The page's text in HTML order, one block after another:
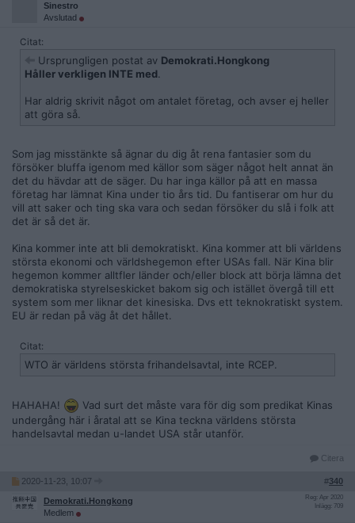
Sinestro
Avslutad
Citat:
Ursprungligen postat av Demokrati.Hongkong
Håller verkligen INTE med
Har aldrig skrivit något om antalet företag, och avser ej heller
att göra så.
Som jag misstänkte så ägnar du dig åt rena fantasier som du
försöker bluffa igenom med källor som säger något helt annat än
det du hävdar att de säger. Du har inga källor på att en massa
företag har lämnat Kina under tio års tid. Du fantiserar om hur du
vill att saker och ting ska vara och sedan försöker du slå i folk att
det är så det är.
Kina kommer inte att bli demokratiskt. Kina kommer att bli världens
största ekonomi och världshegemon efter USAs fall. När Kina blir
hegemon kommer alltfler länder och/eller block att börja lämna det
demokratiska styrelseskicket bakom sig och istället övergå till ett
system som mer liknar det kinesiska. Dvs ett teknokratiskt system.
EU är redan på väg åt det hållet.
Citat:
WTO är världens största frihandelsavtal, inte RCEP.
HAHAHA!
Vad surt det måste vara för dig som predikat Kinas
undergång här i åratal att se Kina teckna världens största
handelsavtal medan u-landet USA står utanför.
Citera
2020-11-23, 10:07 #340
Demokrati.Hongkong
Medlem
Reg: Apr 2020
Inlägg: 709